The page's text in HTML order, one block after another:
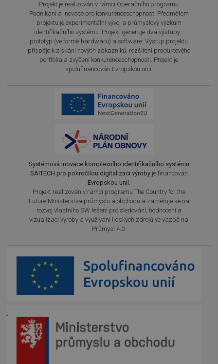
Projekt je realizován v rámci Operačního programu
Podnikání a inovace pro konkurenceschopnost. Předmětem
projektu je experimentální vývoj a průmyslový výzkum
identifikačního systému. Projekt generuje dva výstupy -
prototyp (ve formě hardwaru) a software. Výstup projektu
přispěje k získání nových zákazníků, rozšíření produktového
portfolia a zvýšení konkurenceschopnosti. Projekt je
spolufinancován Evropskou unií.
Systémová inovace komplexního identifikačního systému
SAITECH pro pokročilou digitalizaci výrobyje financován
Evropskou unií.
Projekt realizován v rámci programu The Country for the
Future Ministerstva průmyslu a obchodu a zaměřuje se na
rozvoj vlastního SW řešení pro sledování, hodnocení a
vizualizaci výroby a využívání lidských zdrojů ve vazbě na
Průmysl 4.0.